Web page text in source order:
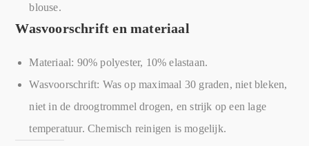
blouse.
Wasvoorschrift en materiaal
Materiaal: 90% polyester, 10% elastaan.
Wasvoorschrift: Was op maximaal 30 graden, niet bleken,
niet in de droogtrommel drogen, en strijk op een lage
temperatuur. Chemisch reinigen is mogelijk.